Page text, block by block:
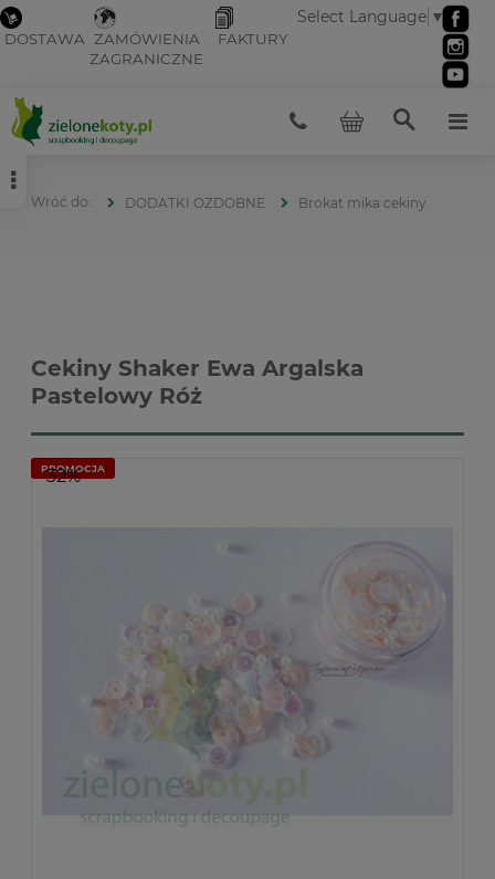
DOSTAWA ZAMÓWIENIA
ZAGRANICZNE
FAKTURY
Select Language ▼
DODATKI OZDOBNE Brokat mika cekiny
Cekiny Shaker Ewa Argalska
Pastelowy Róż
PROMOCJA
-32%